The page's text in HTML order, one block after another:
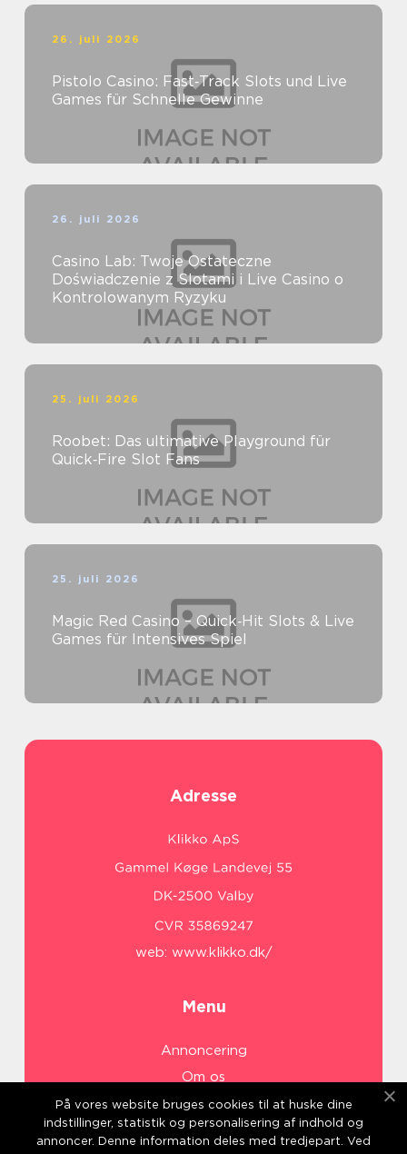
26. juli 2026
Pistolo Casino: Fast‑Track Slots und Live
Games für Schnelle Gewinne
26. juli 2026
Casino Lab: Twoje Ostateczne
Doświadczenie z Slotami i Live Casino o
Kontrolowanym Ryzyku
25. juli 2026
Roobet: Das ultimative Playground für
Quick‑Fire Slot Fans
25. juli 2026
Magic Red Casino – Quick‑Hit Slots & Live
Games für Intensives Spiel
Adresse
web: www.klikko.dk/
Menu
Annoncering
Om os
Cookies
Kontakt os
På vores website bruges cookies til at huske dine
indstillinger, statistik og personalisering af indhold og
annoncer. Denne information deles med tredjepart. Ved